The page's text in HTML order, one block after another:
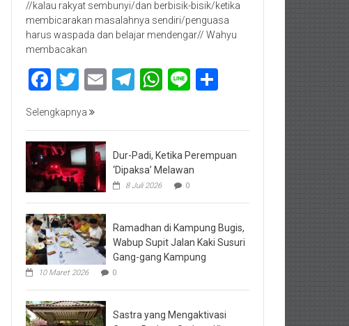
//kalau rakyat sembunyi/dan berbisik-bisik/ketika
membicarakan masalahnya sendiri/penguasa
harus waspada dan belajar mendengar// Wahyu
membacakan
Facebook
Twitter
EmailTelegram
WhatsApp
Line
Selengkapnya
Dur-Padi, Ketika Perempuan
‘Dipaksa’ Melawan
8 Juli 2026 0
Ramadhan di Kampung Bugis,
Wabup Supit Jalan Kaki Susuri
Gang-gang Kampung
10 Maret 2026 0
Sastra yang Mengaktivasi